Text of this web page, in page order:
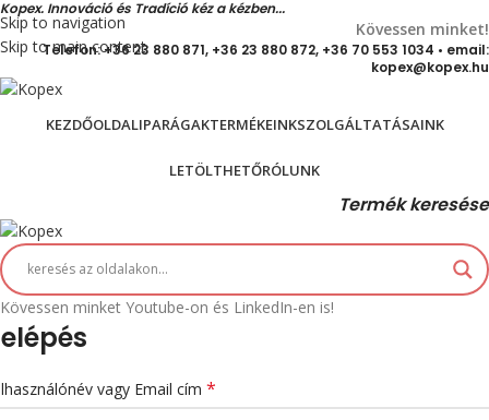
Skip to navigation
Skip to main content
Kopex. Innováció és Tradíció kéz a kézben...
Kövessen minket!
Telefon: +36 23 880 871, +36 23 880 872, +36 70 553 1034 • email:
kopex@kopex.hu
KEZDŐOLDALIPARÁGAKTERMÉKEINKSZOLGÁLTATÁSAINK
LETÖLTHETŐRÓLUNK
Termék keresése
Kövessen minket Youtube-on és LinkedIn-en is!
vagy Email cím *